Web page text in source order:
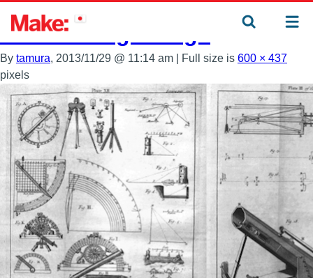
historic-engravings
By tamura, 2013/11/29 @ 11:14 am Full size is 600 × 437
pixels